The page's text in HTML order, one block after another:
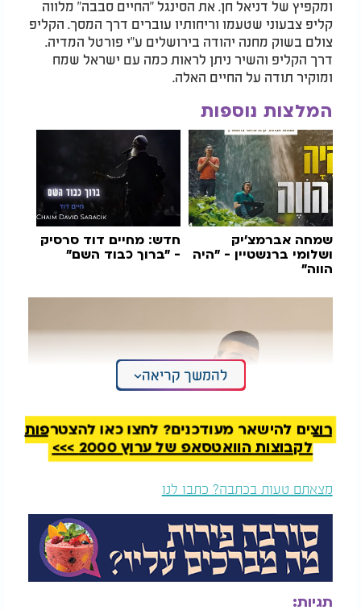
ומקפיץ של דניאל חן. את הסינגל "החיים סבבה" מלווה
קליפ צבעוני שטעמו וריחותיו עוברים דרך המסך. הקליפ
צולם בשוק מחנה יהודה בירושלים ע"י פורטל המדיה.
דרך הקליפ והשיר ניתן לראות כמה עם ישראל שמח
ומוקיר תודה על החיים האלה.
המלצות נוספות
שמחה אברמצ׳יק
ושלומי ברנשטיין - ״היה
הווה״
חדש: מחיים דוד סרסיק
- "ברוך כבוד השם"
להמשך קריאה
רוצים להישאר מעודכנים? לחצו כאן להצטרפות
לקבוצות הוואטסאפ של ערוץ 2000 >>>
מצאתם טעות בכתבה? כתבו לנו
תגיות: